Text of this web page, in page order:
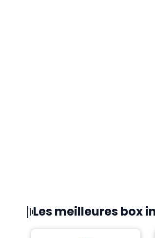
Les meilleures box